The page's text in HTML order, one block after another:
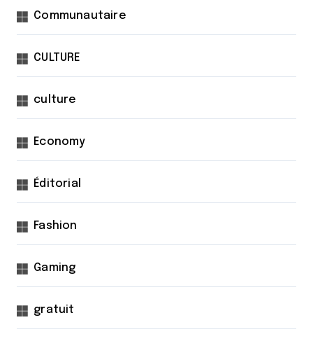
Communautaire
CULTURE
culture
Economy
Éditorial
Fashion
Gaming
gratuit